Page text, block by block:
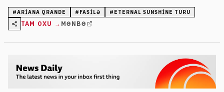
planlaşdırıldığını və impulsiv olmadığını vurğulayıb.
#ARIANA QRANDE # FASILƏ # ETERNAL SUNSHINE TURU
TAM OXU → MƏNBƏ